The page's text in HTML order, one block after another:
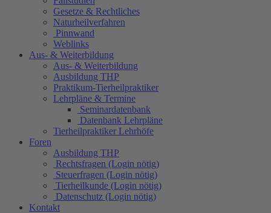
Gesetze & Rechtliches
Naturheilverfahren
Pinnwand
Weblinks
Aus- & Weiterbildung
Aus- & Weiterbildung
Ausbildung THP
Praktikum-Tierheilpraktiker
Lehrpläne & Termine
Seminardatenbank
Datenbank Lehrpläne
Tierheilpraktiker Lehrhöfe
Foren
Ausbildung THP
Rechtsfragen (Login nötig)
Steuerfragen (Login nötig)
Tierheilkunde (Login nötig)
Datenschutz (Login nötig)
Kontakt